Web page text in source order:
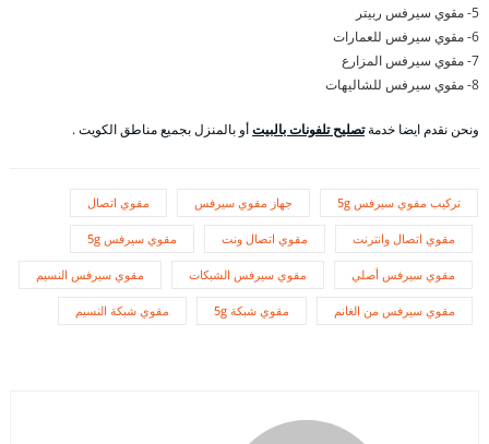
5- مقوي سيرفس ربيتر
6- مقوي سيرفس للعمارات
7- مقوي سيرفس المزارع
8- مقوي سيرفس للشاليهات
ونحن نقدم ايضا خدمةتصليح تلفونات بالبيتأو بالمنزل بجميع مناطق الكويت .
تركيب مقوي سيرفس 5g جهاز مقوي سيرفس مقوي اتصال
مقوي اتصال وانترنت مقوي اتصال ونت مقوي سيرفس 5g
مقوي سيرفس أصلي مقوي سيرفس الشبكات مقوي سيرفس النسيم
مقوي سيرفس من الغانم مقوي شبكة 5g مقوي شبكة النسيم